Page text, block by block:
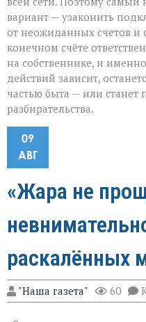
вариант — узаконить
от неожиданных счетов и
конечном счёте
на собственнике, и
действий зависит,
частью быта — или станет
разбирательства.
09
АВГ
«Жара не
раскалённых
"Наша газета" 60